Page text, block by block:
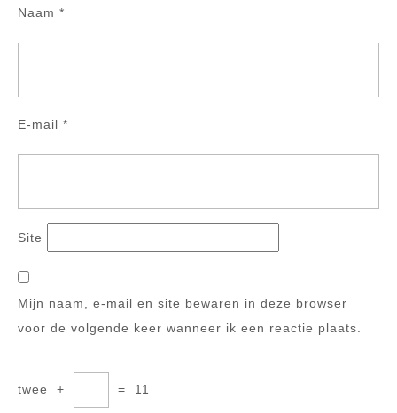
Naam *
E-mail *
Site
Mijn naam, e-mail en site bewaren in deze browser
voor de volgende keer wanneer ik een reactie plaats.
twee + = 11